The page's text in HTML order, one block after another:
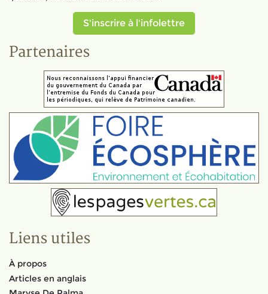
S'inscrire à l'infolettre
Partenaires
Liens utiles
À propos
Articles en anglais